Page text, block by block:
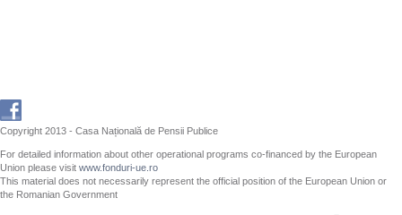
Copyright 2013 - Casa Națională de Pensii Publice
For detailed information about other operational programs co-financed by the European
Union please visit www.fonduri-ue.ro
This material does not necessarily represent the official position of the European Union or
the Romanian Government